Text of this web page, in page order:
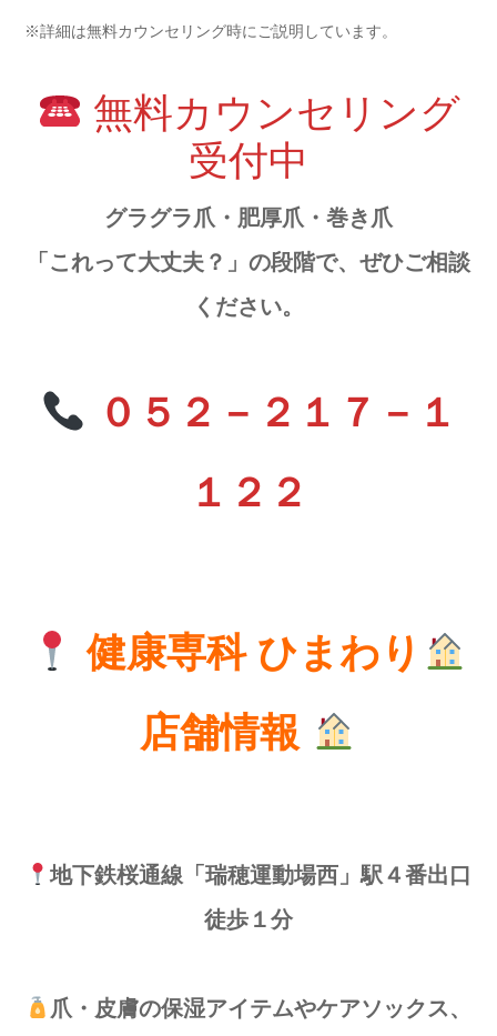
※詳細は無料カウンセリング時にご説明しています。
無料カウンセリング
受付中
グラグラ爪・肥厚爪・巻き爪
「これって大丈夫？」の段階で、ぜひご相談
ください。
０５２－２１７－１
１２２
健康専科 ひまわり
店舗情報
地下鉄桜通線「瑞穂運動場西」駅４番出口
徒歩１分
爪・皮膚の保湿アイテムやケアソックス、